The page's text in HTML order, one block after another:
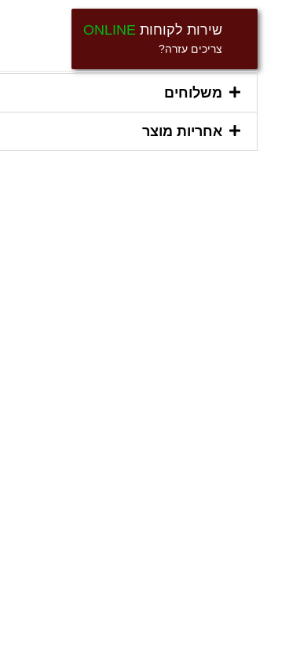
שירות לקוחות ONLINE
צריכים עזרה?
משלוחים
אחריות מוצר